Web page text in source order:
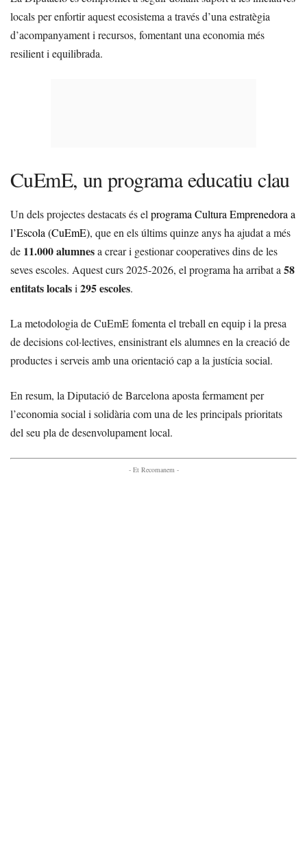
locals per enfortir aquest ecosistema a través d’una estratègia
d’acompanyament i recursos, fomentant una economia més
resilient i equilibrada.
CuEmE, un programa educatiu clau
Un dels projectes destacats és el programa Cultura Emprenedora a
l’Escola (CuEmE), que en els últims quinze anys ha ajudat a més
de 11.000 alumnesa crear i gestionar cooperatives dins de les
seves escoles. Aquest curs 2025-2026, el programa ha arribat a 58
entitats localsi 295 escoles.
La metodologia de CuEmE fomenta el treball en equip i la presa
de decisions col·lectives, ensinistrant els alumnes en la creació de
productes i serveis amb una orientació cap a la justícia social.
En resum, la Diputació de Barcelona aposta fermament per
l’economia social i solidària com una de les principals prioritats
del seu pla de desenvolupament local.
- Et Recomanem -